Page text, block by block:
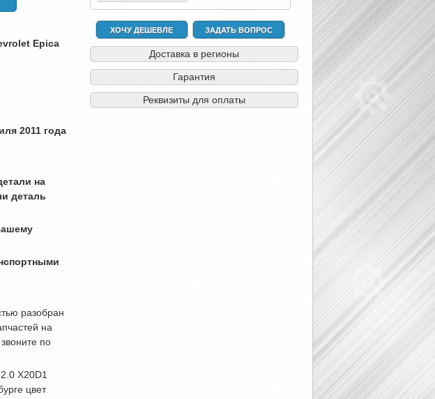
Epica
2011 года
на
деталь
разобран
на
по
X20D1
цвет
ХОЧУ ДЕШЕВЛЕ ЗАДАТЬ ВОПРОС
Доставка в регионы
Гарантия
Реквизиты для оплаты